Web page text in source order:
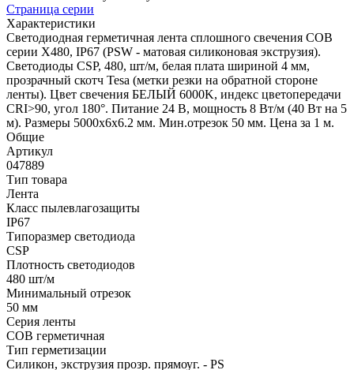
Страница серии
Характеристики
Светодиодная герметичная лента сплошного свечения COB
серии X480, IP67 (PSW - матовая силиконовая экструзия).
Светодиоды CSP, 480, шт/м, белая плата шириной 4 мм,
прозрачный скотч Tesa (метки резки на обратной стороне
ленты). Цвет свечения БЕЛЫЙ 6000K, индекс цветопередачи
CRI>90, угол 180°. Питание 24 В, мощность 8 Вт/м (40 Вт на 5
м). Размеры 5000х6х6.2 мм. Мин.отрезок 50 мм. Цена за 1 м.
Общие
Артикул
047889
Тип товара
Лента
Класс пылевлагозащиты
IP67
Типоразмер светодиода
CSP
Плотность светодиодов
480 шт/м
Минимальный отрезок
50 мм
Серия ленты
COB герметичная
Тип герметизации
Силикон, экструзия прозр. прямоуг. - PS